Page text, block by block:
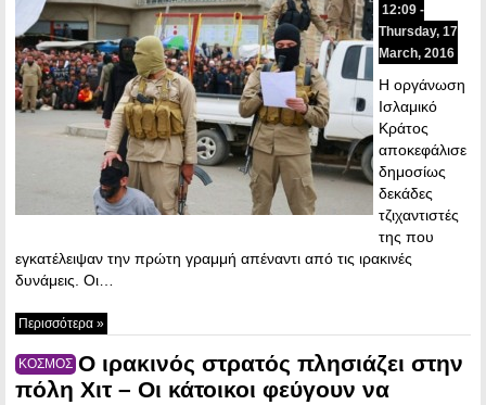
12:09 -
Thursday, 17
March, 2016
Η οργάνωση
Ισλαμικό
Κράτος
αποκεφάλισε
δημοσίως
δεκάδες
τζιχαντιστές
της που
εγκατέλειψαν την πρώτη γραμμή απέναντι από τις ιρακινές
δυνάμεις. Οι…
Περισσότερα »
ΚΟΣΜΟΣ Ο ιρακινός στρατός πλησιάζει στην
πόλη Χιτ – Οι κάτοικοι φεύγουν να